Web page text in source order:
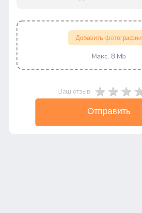
Добавить фотографии
Макс. 8 Mb
Ваш отзыв:
Отправить